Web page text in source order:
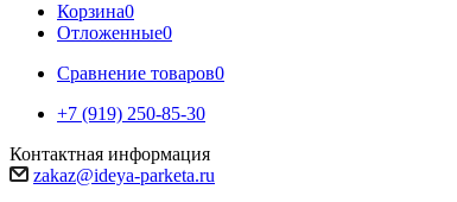
Корзина0
Отложенные0
Сравнение товаров0
+7 (919) 250-85-30
Контактная информация
zakaz@ideya-parketa.ru